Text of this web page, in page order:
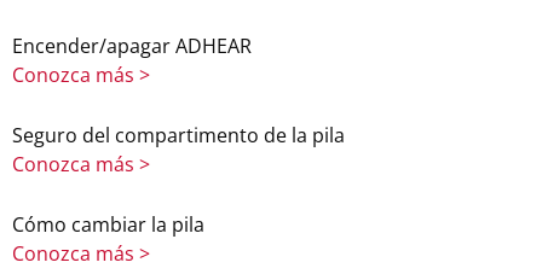
Encender/apagar ADHEAR
Conozca más >
Seguro del compartimento de la pila
Conozca más >
Cómo cambiar la pila
Conozca más >